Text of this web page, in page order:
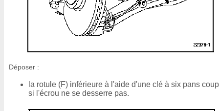
Déposer :
la rotule (F) inférieure à l'aide d'une clé à six pans
si l'écrou ne se desserre pas.